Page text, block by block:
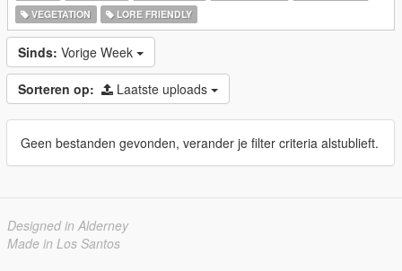
VEGETATION
LORE FRIENDLY
Sinds: Vorige Week
Sorteren op: Laatste uploads
Geen bestanden gevonden, verander je filter criteria alstublieft.
Designed in Alderney
Made in Los Santos